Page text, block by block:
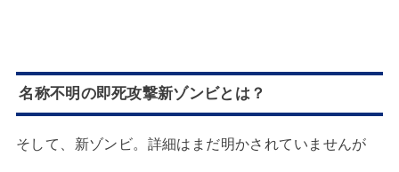
名称不明の即死攻撃新ゾンビとは？
そして、新ゾンビ。詳細はまだ明かされていませんが